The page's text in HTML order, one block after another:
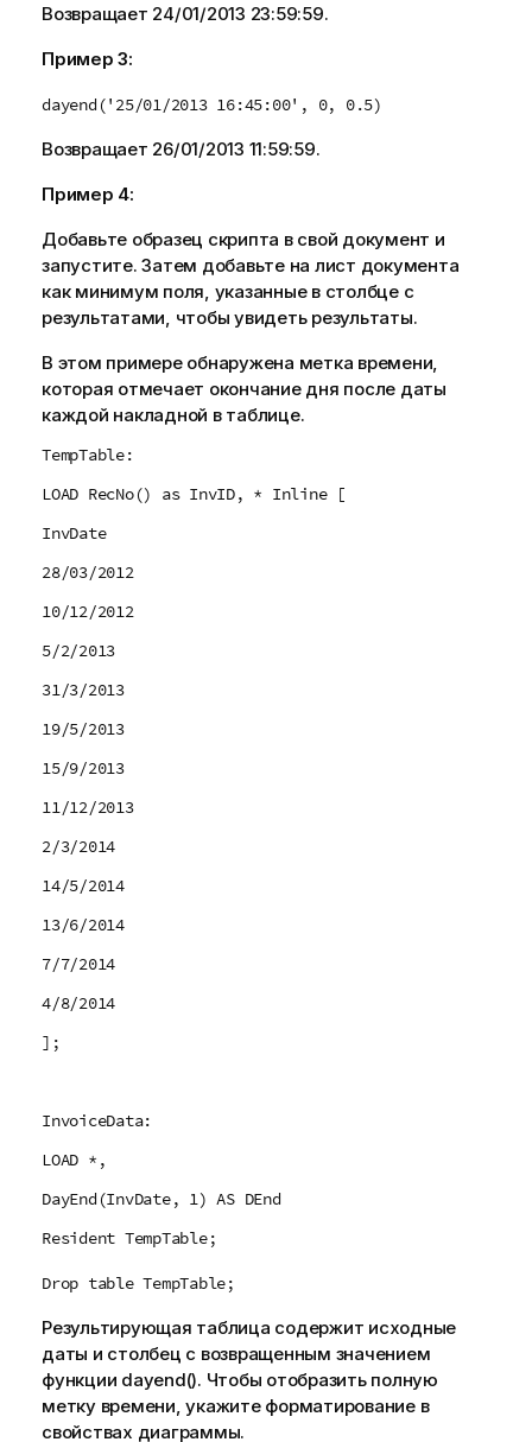
Возвращает 24/01/2013 23:59:59.
Пример 3:
dayend('25/01/2013 16:45:00', 0, 0.5)
Возвращает 26/01/2013 11:59:59.
Пример 4:
Добавьте образец скрипта в свой документ и
запустите. Затем добавьте на лист документа
как минимум поля, указанные в столбце с
результатами, чтобы увидеть результаты.
В этом примере обнаружена метка времени,
которая отмечает окончание дня после даты
каждой накладной в таблице.
TempTable:
LOAD RecNo() as InvID, * Inline [
InvDate
28/03/2012
10/12/2012
5/2/2013
31/3/2013
19/5/2013
15/9/2013
11/12/2013
2/3/2014
14/5/2014
13/6/2014
7/7/2014
4/8/2014
];
InvoiceData:
LOAD *,
DayEnd(InvDate, 1) AS DEnd
Resident TempTable;
Drop table TempTable;
Результирующая таблица содержит исходные
даты и столбец с возвращенным значением
функции dayend(). Чтобы отобразить полную
метку времени, укажите форматирование в
свойствах диаграммы.